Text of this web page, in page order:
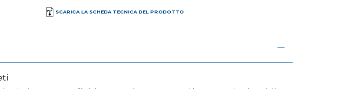
SCARICA LA SCHEDA TECNICA DEL PRODOTTO